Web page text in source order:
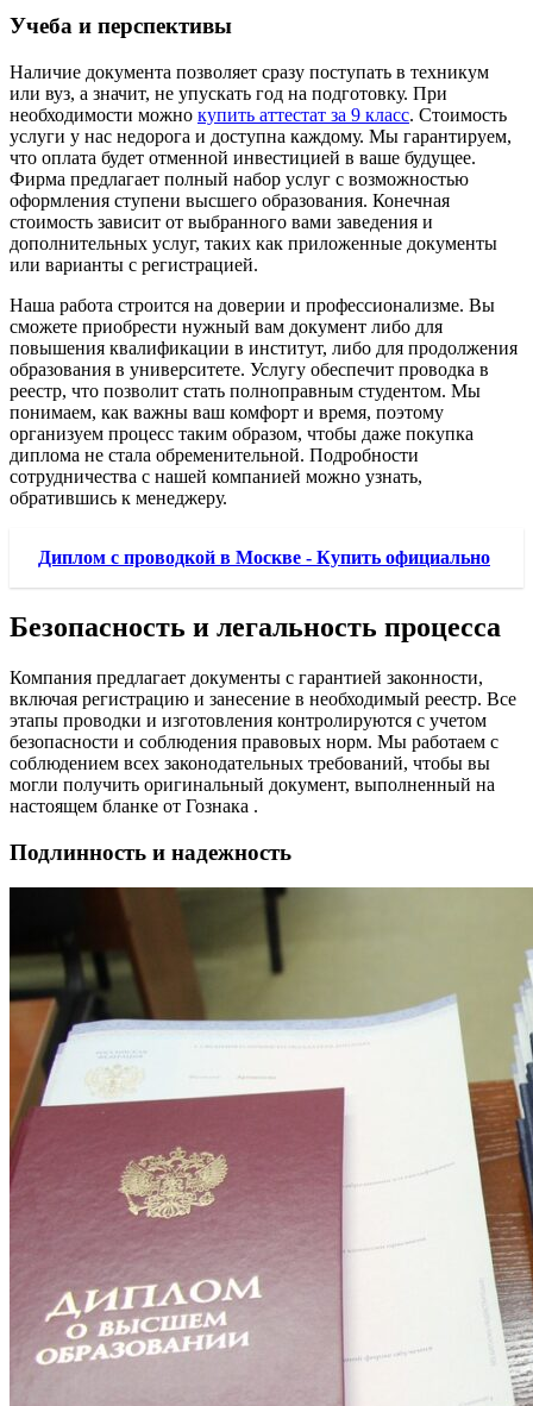
Учеба и перспективы
Наличие документа позволяет сразу поступать в техникум
или вуз, а значит, не упускать год на подготовку. При
необходимости можно купить аттестат за 9 класс. Стоимость
услуги у нас недорога и доступна каждому. Мы гарантируем,
что оплата будет отменной инвестицией в ваше будущее.
Фирма предлагает полный набор услуг с возможностью
оформления ступени высшего образования. Конечная
стоимость зависит от выбранного вами заведения и
дополнительных услуг, таких как приложенные документы
или варианты с регистрацией.
Наша работа строится на доверии и профессионализме. Вы
сможете приобрести нужный вам документ либо для
повышения квалификации в институт, либо для продолжения
образования в университете. Услугу обеспечит проводка в
реестр, что позволит стать полноправным студентом. Мы
понимаем, как важны ваш комфорт и время, поэтому
организуем процесс таким образом, чтобы даже покупка
диплома не стала обременительной. Подробности
сотрудничества с нашей компанией можно узнать,
обратившись к менеджеру.
Диплом с проводкой в Москве - Купить официально
Безопасность и легальность процесса
Компания предлагает документы с гарантией законности,
включая регистрацию и занесение в необходимый реестр. Все
этапы проводки и изготовления контролируются с учетом
безопасности и соблюдения правовых норм. Мы работаем с
соблюдением всех законодательных требований, чтобы вы
могли получить оригинальный документ, выполненный на
настоящем бланке от Гознака .
Подлинность и надежность